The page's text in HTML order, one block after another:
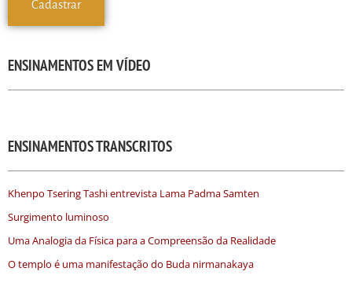
ENSINAMENTOS EM VÍDEO
ENSINAMENTOS TRANSCRITOS
Khenpo Tsering Tashi entrevista Lama Padma Samten
Surgimento luminoso
Uma Analogia da Física para a Compreensão da Realidade
O templo é uma manifestação do Buda nirmanakaya